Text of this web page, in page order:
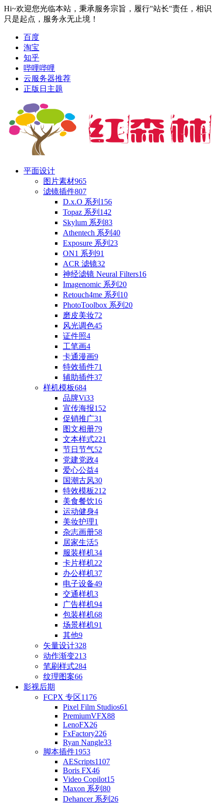
Hi~欢迎您光临本站，秉承服务宗旨，履行"站长"责任，相识
只是起点，服务永无止境！
百度
淘宝
知乎
哔哩哔哩
云服务器推荐
正版日主题
平面设计
图片素材965
滤镜插件807
D.x.O 系列 156
Topaz 系列 142
Skylum 系列 83
Athentech 系列 40
Exposure 系列 23
ON1 系列 91
ACR 滤镜32
神经滤镜 Neural Filters16
Imagenomic 系列 20
Retouch4me 系列 10
PhotoToolbox 系列 20
磨皮美妆72
风光调色45
证件照4
工笔画4
卡通漫画9
特效插件71
辅助插件37
样机模板684
品牌Vi33
宣传海报152
促销推广31
图文相册79
文本样式221
节日节气52
党建党政4
爱心公益4
国潮古风30
特效模板212
美食餐饮16
运动健身4
美妆护理1
杂志画册58
居家生活5
服装样机34
卡片样机22
办公样机37
电子设备49
交通样机3
广告样机94
包装样机68
场景样机91
其他9
矢量设计328
动作渐变213
笔刷样式284
纹理图案66
影视后期
FCPX 专区1176
Pixel Film Studios61
PremiumVFX88
LenoFX26
FxFactory226
Ryan Nangle33
脚本插件1953
AEScripts1107
Boris FX46
Video Copilot15
Maxon 系列 80
Dehancer 系列 26